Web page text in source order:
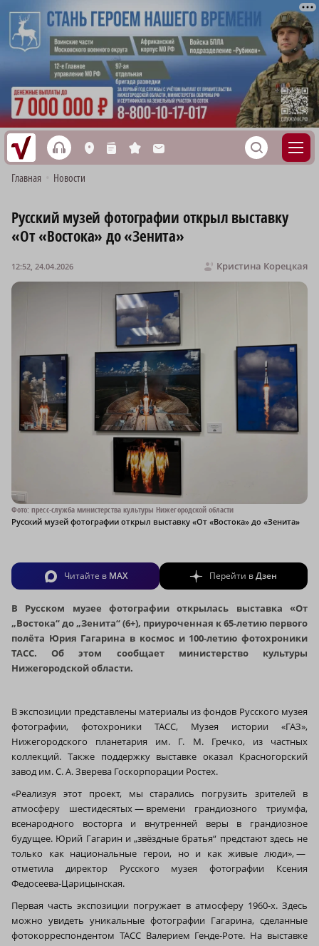
h L n s M S
Главная Новости
Русский музей фотографии открыл выставку
«От «Востока» до «Зенита»
Кристина Корецкая
12:52, 24.04.2026
Фото: пресс-служба министерства культуры Нижегородской области
Русский музей фотографии открыл выставку «От «Востока» до «Зенита»
Читайте в MAX Перейти вДзен
В Русском музее фотографии открылась выставка «От
„Востока“ до „Зенита“ (6+), приуроченная к 65-летию первого
полёта Юрия Гагарина в космос и 100-летию фотохроники
ТАСС. Об этом сообщает министерство культуры
Нижегородской области.
В экспозиции представлены материалы из фондов Русского музея
фотографии, фотохроники ТАСС, Музея истории «ГАЗ»,
Нижегородского планетария им. Г. М. Гречко, из частных
коллекций. Также поддержку выставке оказал Красногорский
завод им. С. А. Зверева Госкорпорации Ростех.
«Реализуя этот проект, мы старались погрузить зрителей в
атмосферу шестидесятых — времени грандиозного триумфа,
всенародного восторга и внутренней веры в грандиозное
будущее. Юрий Гагарин и „звёздные братья“ предстают здесь не
только как национальные герои, но и как живые люди», —
отметила директор Русского музея фотографии Ксения
Федосеева-Царицынская.
Первая часть экспозиции погружает в атмосферу 1960‑х. Здесь
можно увидеть уникальные фотографии Гагарина, сделанные
фотокорреспондентом ТАСС Валерием Генде-Роте. На выставке